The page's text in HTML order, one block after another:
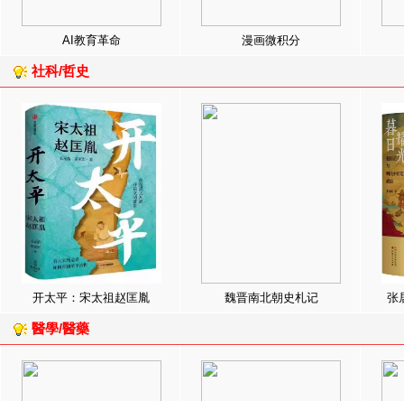
AI教育革命 漫画微积分
社科/哲史
开太平：宋太祖赵匡胤 魏晋南北朝史札记 张
醫學/醫藥